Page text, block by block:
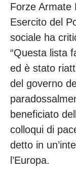
Forze Armate
Esercito del
sociale ha
“Questa lista
ed è stato
del governo
beneficiato
colloqui di
detto in
l’Europa.